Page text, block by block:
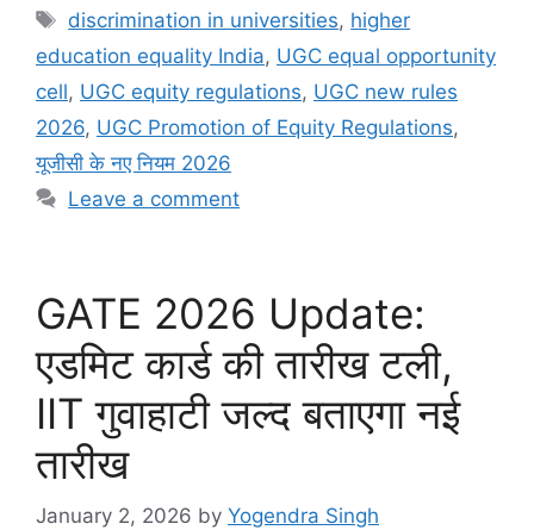
o
o
k
p
p
n
n
g
er
g
e
m s
e
Tags
discrimination in universities, higher
education equality India, UGC equal opportunity
cell, UGC equity regulations, UGC new rules
2026, UGC Promotion of Equity Regulations,
यूजीसी के नए नियम 2026
Leave a comment
GATE 2026 Update:
एडमिट कार्ड की तारीख टली,
IIT गुवाहाटी जल्द बताएगा नई
तारीख
January 2, 2026 by Yogendra Singh